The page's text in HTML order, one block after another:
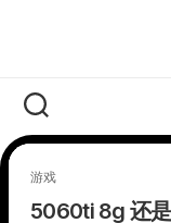
游戏
5060ti 8g 还